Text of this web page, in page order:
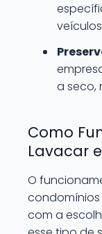
a seco,
Como
Lavacar
O
com a